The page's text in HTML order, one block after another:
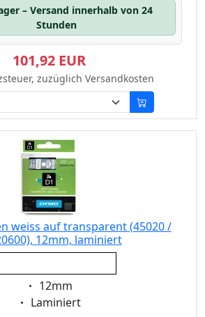
– Versand innerhalb von 24
Stunden
101,92 EUR
zuzüglich Versandkosten
weiss auf transparent (45020 /
12mm, laminiert
Eigenschaft:
12mm
Eigenschaft:
Laminiert